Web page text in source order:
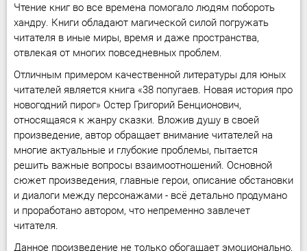
Чтение книг во все времена помогало людям побороть
хандру. Книги обладают магической силой погружать
читателя в иные миры, время и даже пространства,
отвлекая от многих повседневных проблем.
Отличным примером качественной литературы для юных
читателей является книга «38 попугаев. Новая история про
новогодний пирог» Остер Григорий Бенционович,
относящаяся к жанру сказки. Вложив душу в своей
произведение, автор обращает внимание читателей на
многие актуальные и глубокие проблемы, пытается
решить важные вопросы взаимоотношений. Основной
сюжет произведения, главные герои, описание обстановки
и диалоги между персонажами - всё детально продумано
и проработано автором, что непременно завлечет
читателя.
Данное произведение не только обогащает эмоционально,